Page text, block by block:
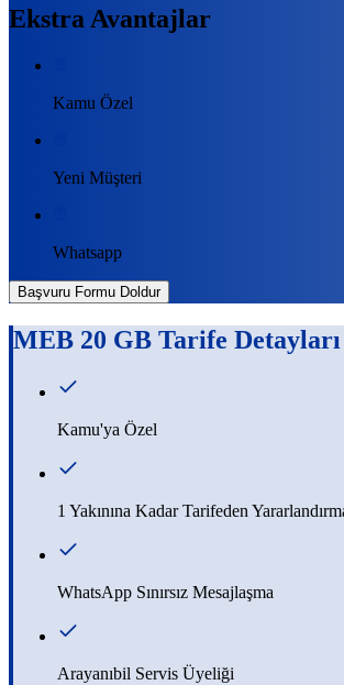
Ekstra Avantajlar
Kamu Özel
Yeni Müşteri
Whatsapp
Başvuru Formu Doldur
MEB 20 GB Tarife Detayları
Kamu'ya Özel
1 Yakınına Kadar Tarifeden
WhatsApp Sınırsız Mesajlaşma
Arayanıbil Servis Üyeliği